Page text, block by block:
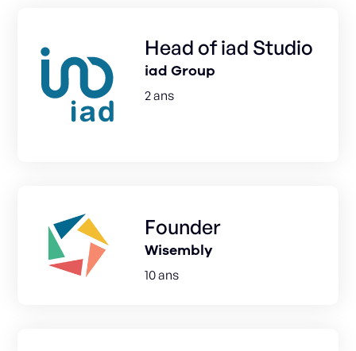
Head of iad Studio
iad Group
2 ans
Founder
Wisembly
10 ans